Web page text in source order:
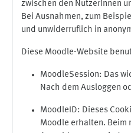
zwischen den NutzerInnen
Bei Ausnahmen, zum
und unwiderruflich in
Diese Moodle-Website
MoodleSession: Das
Nach dem Ausloggen
MoodleID: Dieses
Moodle erhalten. Beim